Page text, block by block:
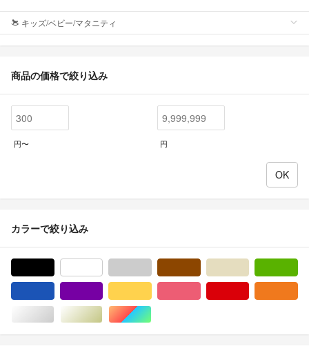
キッズ/ベビー/マタニティ
商品の価格で絞り込み
円〜 円
カラーで絞り込み
シルバー/銀色系ゴールド/金色系マルチカラー